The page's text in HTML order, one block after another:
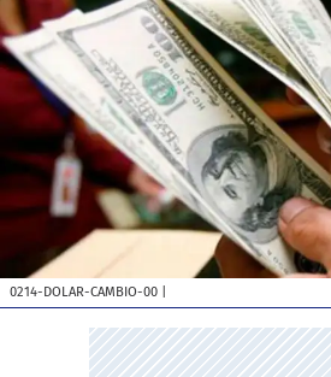
0214-DOLAR-CAMBIO-00